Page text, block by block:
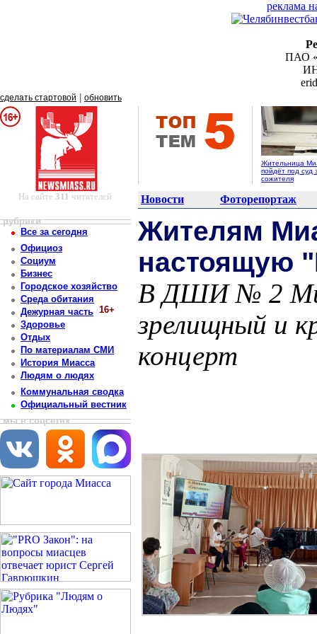
реклама
ПАО
сделать стартовой обновить
Жительница
пойдёт под суд
сожителя
На сайте311 читателей Новости Фоторепортаж
рубрики
Все за сегодня
Официоз
Социум
Бизнес
Городское хозяйство
Среда обитания
Дежурная часть 16+
Здоровье
Отдых
По материалам СМИ
История Миасса
Людям о людях
Коммунальная сводка
Официальный вестник
мы в соцсетях
Жителям
настоящую
В ДШИ № 2
зрелищный и
концерт